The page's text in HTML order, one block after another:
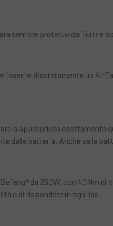
sempre protetto dai furti e
inserire discretamente un
appropriata esattamente
dalla batteria. Anche se la
da 250W, con 40Nm
e di rispondere in ogni las .